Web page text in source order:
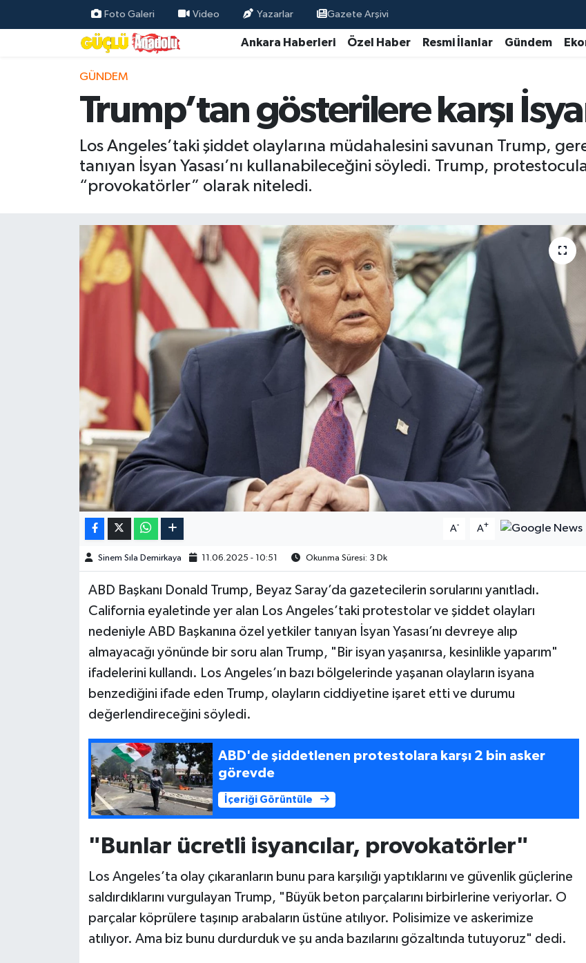
Foto Galeri Video Yazarlar Gazete Arşivi
Ankara Haberleri Özel Haber Resmi İlanlar Gündem
GÜNDEM
Trump’tan gösterilere karşı
Los Angeles’taki şiddet olaylarına müdahalesini savunan Trump,
tanıyan İsyan Yasası’nı kullanabileceğini söyledi. Trump,
“provokatörler” olarak niteledi.
A- A+
Sinem Sıla Demirkaya 11.06.2025 - 10:51 Okunma Süresi: 3 Dk
ABD Başkanı Donald Trump, Beyaz Saray’da gazetecilerin sorularını yanıtladı.
California eyaletinde yer alan Los Angeles’taki protestolar ve şiddet olayları
nedeniyle ABD Başkanına özel yetkiler tanıyan İsyan Yasası’nı devreye alıp
almayacağı yönünde bir soru alan Trump, "Bir isyan yaşanırsa, kesinlikle yaparım"
ifadelerini kullandı. Los Angeles’ın bazı bölgelerinde yaşanan olayların isyana
benzediğini ifade eden Trump, olayların ciddiyetine işaret etti ve durumu
değerlendireceğini söyledi.
ABD'de şiddetlenen protestolara karşı 2 bin asker
görevde
İçeriği Görüntüle
"Bunlar ücretli isyancılar, provokatörler"
Los Angeles’ta olay çıkaranların bunu para karşılığı yaptıklarını ve güvenlik güçlerine
saldırdıklarını vurgulayan Trump, "Büyük beton parçalarını birbirlerine veriyorlar. O
parçalar köprülere taşınıp arabaların üstüne atılıyor. Polisimize ve askerimize
atılıyor. Ama biz bunu durdurduk ve şu anda bazılarını gözaltında tutuyoruz" dedi.
Özel Haber
Resmi İlanlar
Ekonomi
Hava Durumu
Teknoloji
Televizyon
Yaşam-Çevre